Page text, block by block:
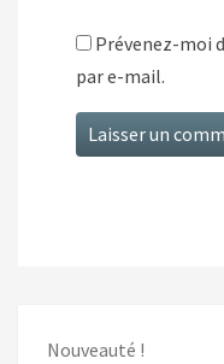
Prévenez-moi
par e-mail.
Nouveauté !